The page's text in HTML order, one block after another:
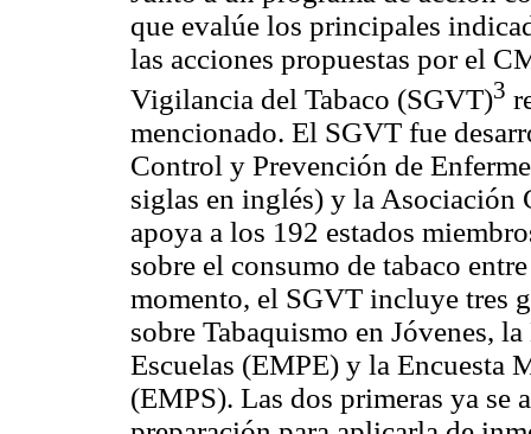
que evalúe los principales
las acciones propuestas por el
Vigilancia del Tabaco (SGVT)3
mencionado. El SGVT fue
Control y Prevención de
siglas en inglés) y la Asociación
apoya a los 192 estados
sobre el consumo de tabaco
momento, el SGVT incluye tres
sobre Tabaquismo en Jóvenes,
Escuelas (EMPE) y la Encuesta
(EMPS). Las dos primeras ya se